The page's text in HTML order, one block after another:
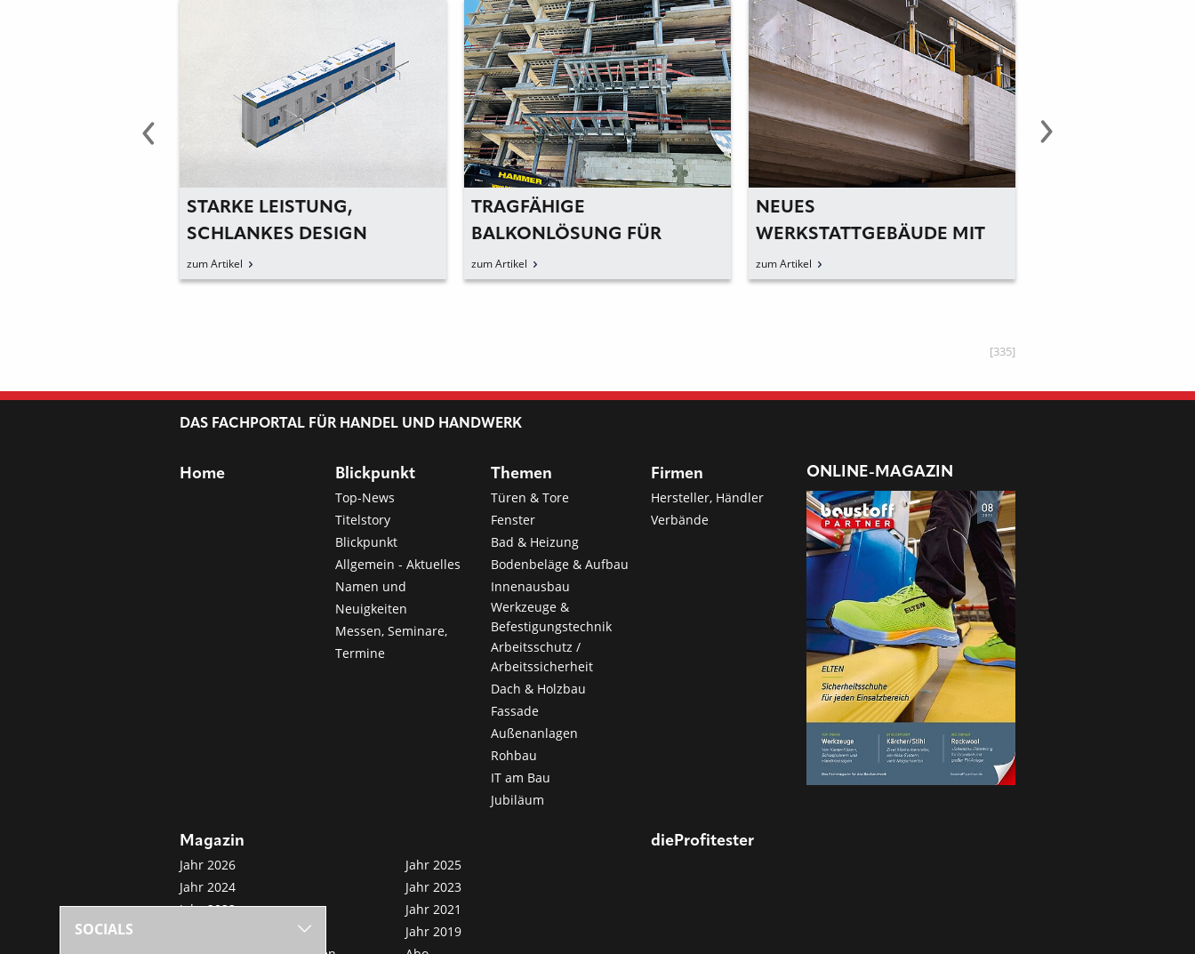
STARKE LEISTUNG,
SCHLANKES DESIGN
zum Artikel
TRAGFÄHIGE
BALKONLÖSUNG FÜR
NACHHALTIGE SANIERUNG
IN WIESBADEN
zum Artikel
NEUES
WERKSTATTGEBÄUDE MIT
SICHTBETONFASSADE FÜR
REGENSBURGER
zum Artikel
[335]
DAS FACHPORTAL FÜR HANDEL UND HANDWERK
Home Blickpunkt
Top-News
Titelstory
Blickpunkt
Allgemein - Aktuelles
Namen und
Neuigkeiten
Messen, Seminare,
Termine
Themen
Türen & Tore
Fenster
Bad & Heizung
Bodenbeläge & Aufbau
Innenausbau
Werkzeuge &
Befestigungstechnik
Arbeitsschutz /
Arbeitssicherheit
Dach & Holzbau
Fassade
Außenanlagen
Rohbau
IT am Bau
Jubiläum
Firmen
Hersteller, Händler
Verbände
Magazin
Jahr 2026
Jahr 2025
Jahr 2024
Jahr 2023
Jahr 2022
Jahr 2021
Jahr 2019
dieProfitester
ONLINE-MAGAZIN
SOCIALS